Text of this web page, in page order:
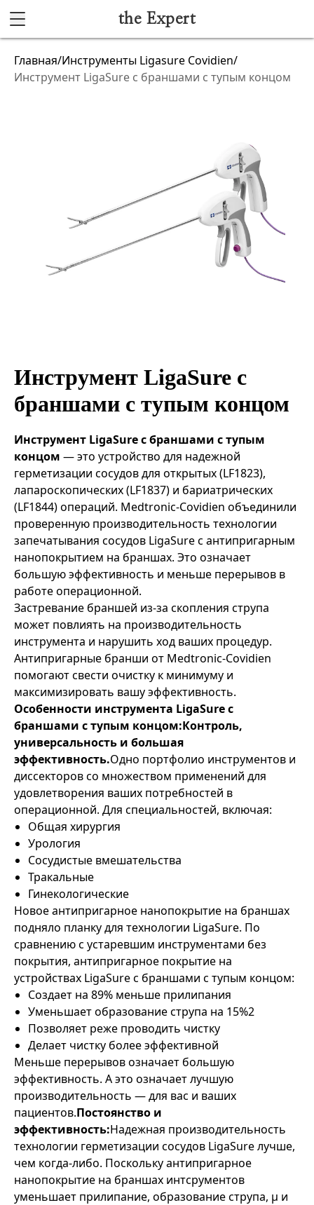
the Expert
Акушерство и гинекология
Ультразвуковая диагностика
Офтальмологическое оборудование
Хирургическое оборудование
Главная/Инструменты Ligasure Covidien/
Инструмент LigaSure с браншами с тупым концом
Инструмент LigaSure с
браншами с тупым концом
Инструмент LigaSure с браншами с тупым
концом — это устройство для надежной
герметизации сосудов для открытых (LF1823),
лапароскопических (LF1837) и бариатрических
(LF1844) операций. Medtronic-Covidien объединили
проверенную производительность технологии
запечатывания сосудов LigaSure с антипригарным
нанопокрытием на браншах. Это означает
большую эффективность и меньше перерывов в
работе операционной.
Застревание браншей из-за скопления струпа
может повлиять на производительность
инструмента и нарушить ход ваших процедур.
Антипригарные бранши от Medtronic-Covidien
помогают свести очистку к минимуму и
максимизировать вашу эффективность.
Особенности инструмента LigaSure с
браншами с тупым концом:Контроль,
универсальность и большая
эффективность.Одно портфолио инструментов и
диссекторов со множеством применений для
удовлетворения ваших потребностей в
операционной. Для специальностей, включая:
Общая хирургия
Урология
Сосудистые вмешательства
Тракальные
Гинекологические
Новое антипригарное нанопокрытие на браншах
подняло планку для технологии LigaSure. По
сравнению с устаревшим инструментами без
покрытия, антипригарное покрытие на
устройствах LigaSure с браншами с тупым концом:
Создает на 89% меньше прилипания
Уменьшает образование струпа на 15%2
Позволяет реже проводить чистку
Делает чистку более эффективной
Меньше перерывов означает большую
эффективность. А это означает лучшую
производительность — для вас и ваших
пациентов.Постоянство и
эффективность:Надежная производительность
технологии герметизации сосудов LigaSure лучше,
чем когда-либо. Поскольку антипригарное
нанопокрытие на браншах интсрументов
уменьшает прилипание, образование струпа, µ и